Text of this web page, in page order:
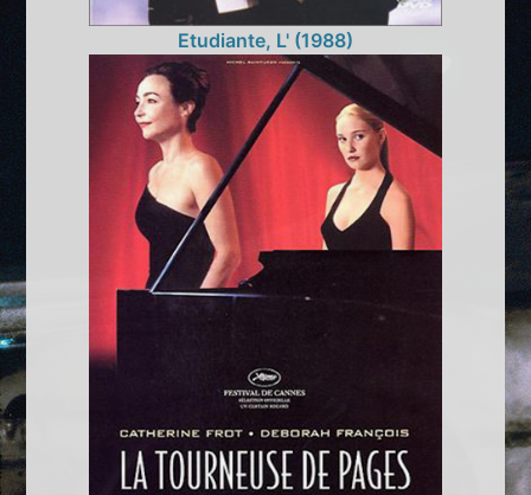
Etudiante, L' (1988)